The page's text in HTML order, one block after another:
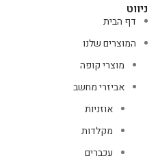
ניווט
דף הבית
המוצרים שלנו
מוצרי קופה
אביזרי מחשב
אוזניות
מקלדות
עכברים